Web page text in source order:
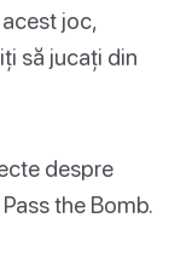
joc,
să jucați din
despre
the Bomb.